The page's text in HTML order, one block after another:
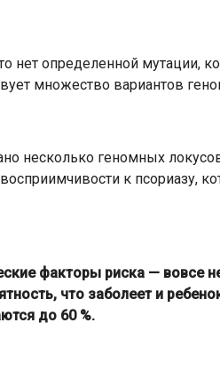
нет определенной мутации,
множество вариантов
несколько геномных
к псориазу,
факторы риска — вовсе
что заболеет и
до 60 %.